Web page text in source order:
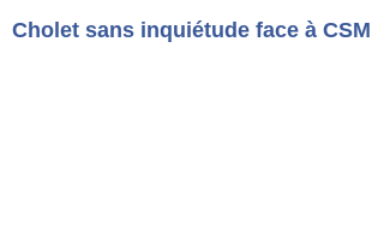
Cholet sans inquiétude face à